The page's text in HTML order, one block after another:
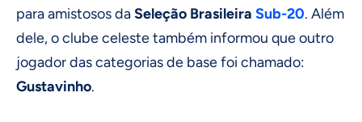
para amistosos daSeleção Brasileira Sub-20. Além
dele, o clube celeste também informou que outro
jogador das categorias de base foi chamado:
Gustavinho.